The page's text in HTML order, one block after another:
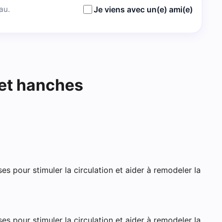
Je viens avec un(e) ami(e)
hanches
pour stimuler la circulation et aider à remodeler la
pour stimuler la circulation et aider à remodeler la